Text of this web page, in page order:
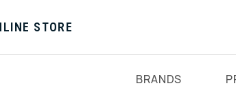
STORE
BRANDS